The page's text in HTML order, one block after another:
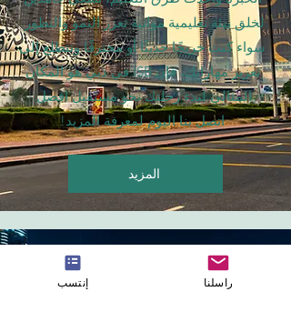
لخلق بيئة تعليمية مواتية تعزز النمو والتطور.
سواء كنت خريجًا حديثًا أو محترفًا وتتطلع إلى
تعزيز مهاراتك، فإن ISB في دبي هو المكان
المثالي لبدء رحلتك نحو مستقبل افضل.
اتصل بنا اليوم لمعرفة المزيد!
المزيد
إنتسب راسلنا